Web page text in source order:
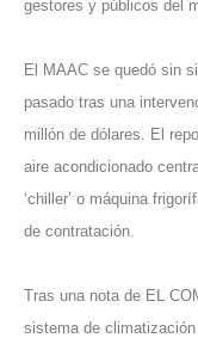
gestores y públicos del
El MAAC se quedó sin
pasado tras una
millón de dólares. El
aire acondicionado
‘chiller’ o máquina
de contratación.
Tras una nota de EL
sistema de